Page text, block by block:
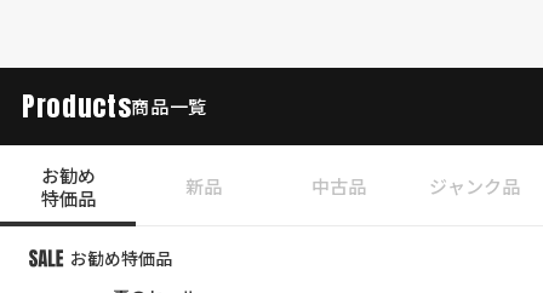
Products商品一覧
お勧め
特価品
新品 中古品 ジャンク品
お勧め特価品